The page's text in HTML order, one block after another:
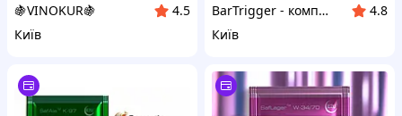
🍇VINOKUR🍇
4.5
Київ
BarTrigger - комплексний постачальник товарів для барів, ресторанів, готелів та кафе в Україні
4.8
Київ